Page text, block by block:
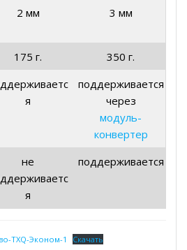
2 мм 3 мм
175 г.
350 г.
я
поддерживается
через
модуль-
конвертер
не
я
поддерживается
TXQ-Эконом-1 Скачать